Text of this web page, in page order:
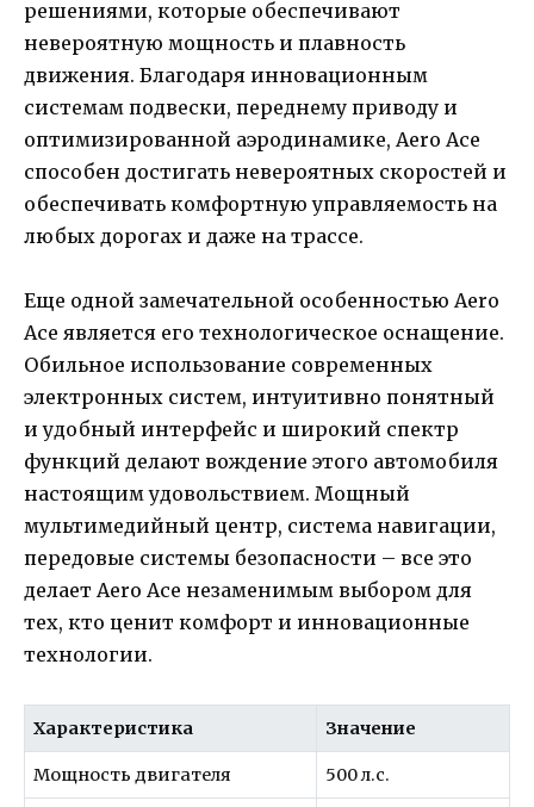
решениями, которые обеспечивают
невероятную мощность и плавность
движения. Благодаря инновационным
системам подвески, переднему приводу и
оптимизированной аэродинамике, Aero Ace
способен достигать невероятных скоростей и
обеспечивать комфортную управляемость на
любых дорогах и даже на трассе.
Еще одной замечательной особенностью Aero
Ace является его технологическое оснащение.
Обильное использование современных
электронных систем, интуитивно понятный
и удобный интерфейс и широкий спектр
функций делают вождение этого автомобиля
настоящим удовольствием. Мощный
мультимедийный центр, система навигации,
передовые системы безопасности – все это
делает Aero Ace незаменимым выбором для
тех, кто ценит комфорт и инновационные
технологии.
Характеристика Значение
Мощность двигателя 500 л.с.